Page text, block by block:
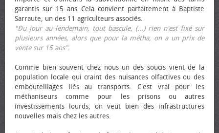
garantis sur 15 ans Cela convient parfaitement à Baptiste
Sarraute, un des 11 agriculteurs associés.
"Du jour au lendemain, tout bascule, (...) rien n'est fixé sur
plusieurs années, alors que pour la métha, on a un prix de
vente sur 15 ans".
Comme bien souvent chez nous un des soucis vient de la
population locale qui craint des nuisances olfactives ou des
embouteillages liés au transports. C'est vrai pour les
méthaniseurs comme pour les prisons ou autres
investissements lourds, on veut bien des infrastructures
nouvelles mais chez les autres.